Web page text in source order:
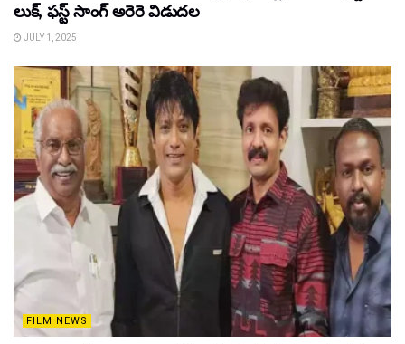
లుక్, ఫస్ట్ సాంగ్ అరెరె విడుదల
JULY 1, 2025
FILM NEWS